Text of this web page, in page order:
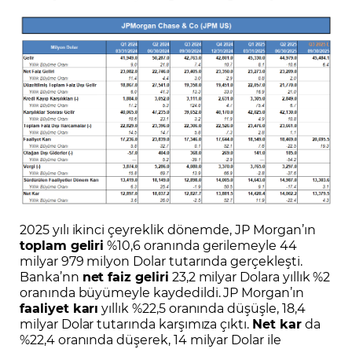
2025 yılı ikinci çeyreklik dönemde, JP Morgan’ın
toplam geliri %10,6 oranında gerilemeyle 44
milyar 979 milyon Dolar tutarında gerçekleşti.
Banka’nn net faiz geliri 23,2 milyar Dolara yıllık %2
oranında büyümeyle kaydedildi. JP Morgan’ın
faaliyet karı yıllık %22,5 oranında düşüşle, 18,4
milyar Dolar tutarında karşımıza çıktı. Net karda
%22,4 oranında düşerek, 14 milyar Dolar ile